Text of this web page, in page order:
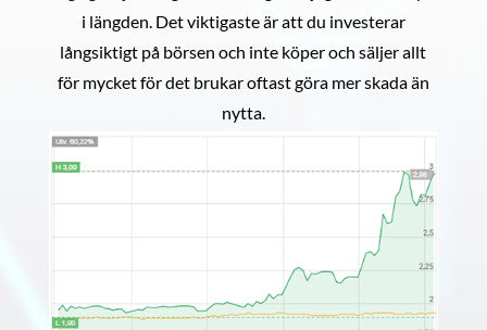
i längden. Det viktigaste är att du investerar
långsiktigt på börsen och inte köper och säljer allt
för mycket för det brukar oftast göra mer skada än
nytta.